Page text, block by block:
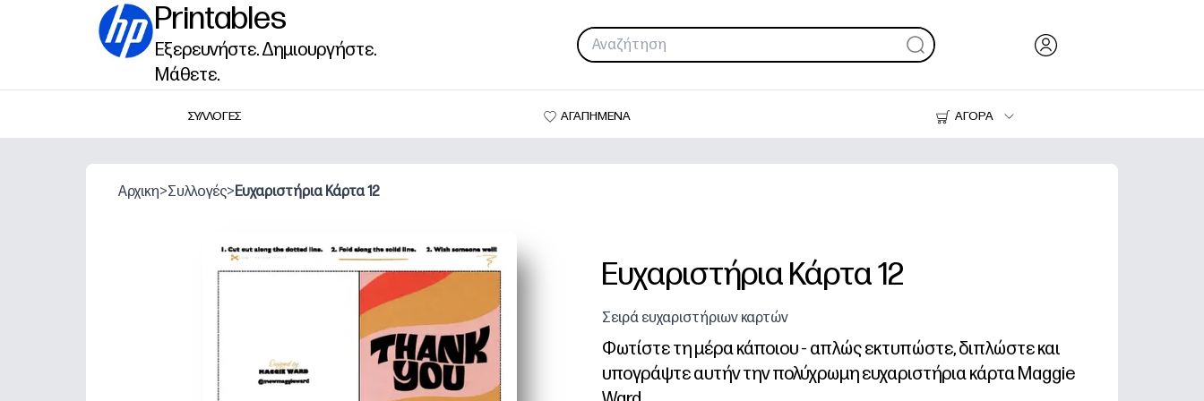
Printables
Εξερευνήστε. Δημιουργήστε.
Μάθετε.
ΣΥΛΛΟΓΕΣ ΑΓΑΠΗΜΕΝΑ
ΑΓΟΡΑ
Εκτυπωτές
Αρχικη>Συλλογές>Ευχαριστήρια Κάρτα 12
Ευχαριστήρια Κάρτα 12
Σειρά ευχαριστήριων καρτών
Φωτίστε τη μέρα κάποιου - απλώς εκτυπώστε, διπλώστε και
υπογράψτε αυτήν την πολύχρωμη ευχαριστήρια κάρτα Maggie